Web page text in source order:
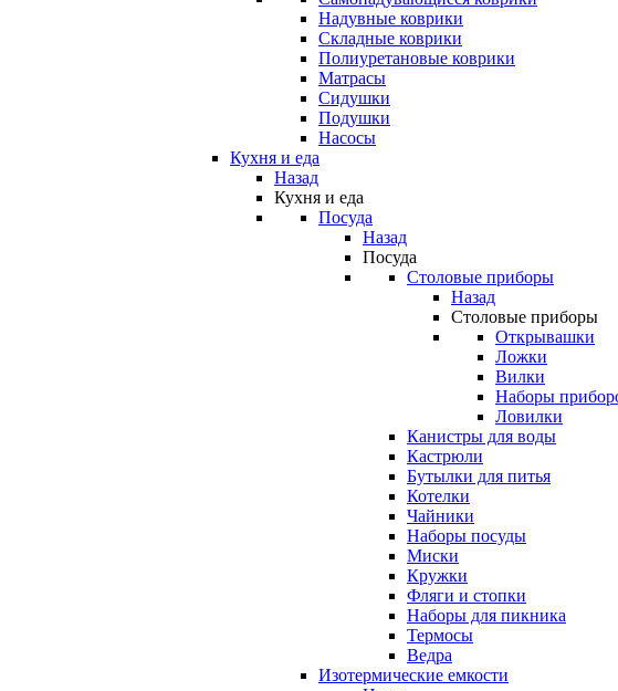
Надувные коврики
Складные коврики
Полиуретановые коврики
Матрасы
Сидушки
Подушки
Насосы
Кухня и еда
Назад
Кухня и еда
Посуда
Назад
Посуда
Столовые приборы
Назад
Столовые приборы
Открывашки
Ложки
Вилки
Наборы
Ловилки
Канистры для воды
Кастрюли
Бутылки для питья
Котелки
Чайники
Наборы посуды
Миски
Кружки
Фляги и стопки
Наборы для пикника
Термосы
Ведра
Изотермические емкости